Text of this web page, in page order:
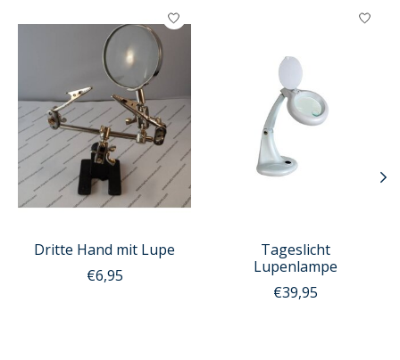
Produkt-Karussell-Artikel
Dritte Hand mit Lupe
€6,95
Tageslicht
Lupenlampe
€39,95